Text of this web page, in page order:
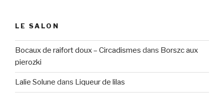
LE SALON
Bocaux de raifort doux – Circadismes dans Borszc aux
pierozki
Lalie Solune dans Liqueur de lilas